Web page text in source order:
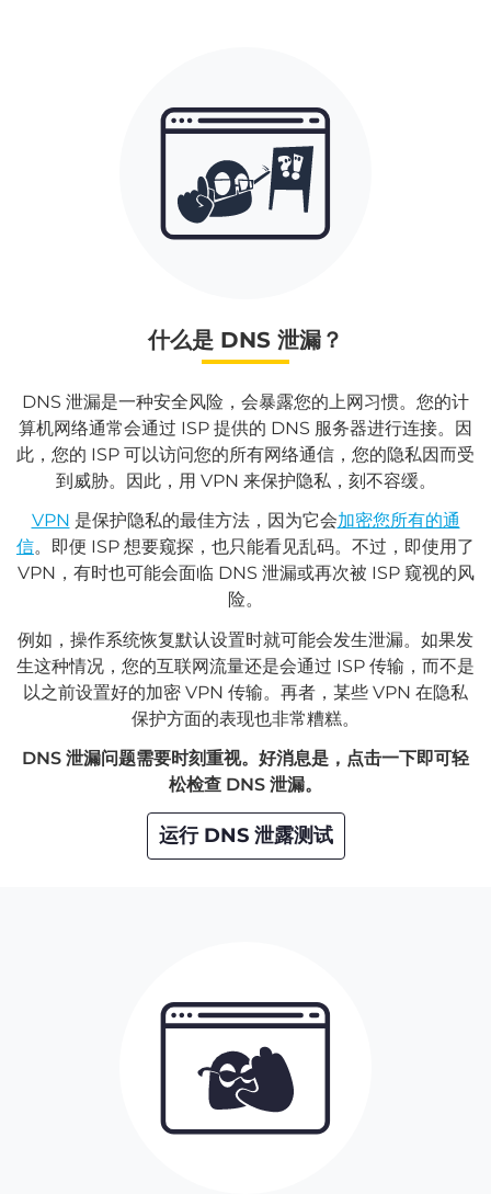
什么是 DNS 泄漏？
DNS 泄漏是一种安全风险，会暴露您的上网习惯。您的计
算机网络通常会通过 ISP 提供的 DNS 服务器进行连接。因
此，您的 ISP 可以访问您的所有网络通信，您的隐私因而受
到威胁。因此，用 VPN 来保护隐私，刻不容缓。
VPN 是保护隐私的最佳方法，因为它会加密您所有的通
信。即便 ISP 想要窥探，也只能看见乱码。不过，即使用了
VPN，有时也可能会面临 DNS 泄漏或再次被 ISP 窥视的风
险。
例如，操作系统恢复默认设置时就可能会发生泄漏。如果发
生这种情况，您的互联网流量还是会通过 ISP 传输，而不是
以之前设置好的加密 VPN 传输。再者，某些 VPN 在隐私
保护方面的表现也非常糟糕。
DNS 泄漏问题需要时刻重视。好消息是，点击一下即可轻
松检查 DNS 泄漏。
运行 DNS 泄露测试